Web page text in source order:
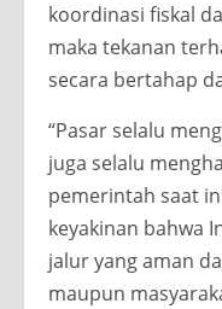
koordinasi fiskal
maka tekanan
secara bertahap
“Pasar selalu
juga selalu
pemerintah saat
keyakinan bahwa
jalur yang aman
maupun